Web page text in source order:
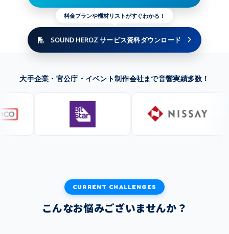
料金プランや機材リストがすぐわかる！
SOUND HEROZ サービス資料ダウンロード
大手企業・官公庁・イベント制作会社まで音響実績多数！
CURRENT CHALLENGES
こんなお悩みございませんか？